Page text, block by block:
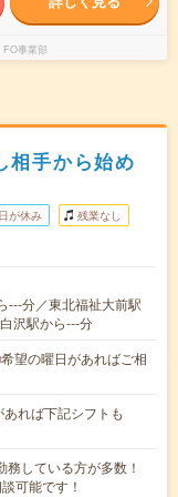
事業部
手から始め
が休み 残業なし
---分／東北福祉大前駅
沢駅から---分
望の曜日があればご相
れば下記シフトも
務している方が多数！
可能です！